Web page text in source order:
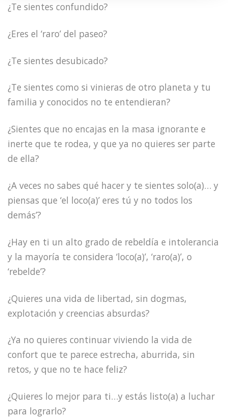
¿Te sientes confundido?
¿Eres el ‘raro’ del paseo?
¿Te sientes desubicado?
¿Te sientes como si vinieras de otro planeta y tu
familia y conocidos no te entendieran?
¿Sientes que no encajas en la masa ignorante e
inerte que te rodea, y que ya no quieres ser parte
de ella?
¿A veces no sabes qué hacer y te sientes solo(a)… y
piensas que ‘el loco(a)’ eres tú y no todos los
demás’?
¿Hay en ti un alto grado de rebeldía e intolerancia
y la mayoría te considera ‘loco(a)’, ‘raro(a)’, o
‘rebelde’?
¿Quieres una vida de libertad, sin dogmas,
explotación y creencias absurdas?
¿Ya no quieres continuar viviendo la vida de
confort que te parece estrecha, aburrida, sin
retos, y que no te hace feliz?
¿Quieres lo mejor para ti…y estás listo(a) a luchar
para lograrlo?